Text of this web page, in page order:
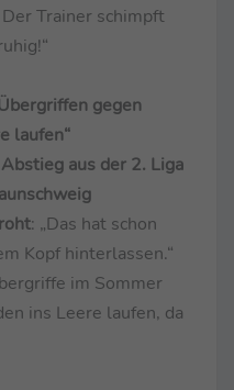
Trainer schimpft
gegen
laufen“
aus der 2. Liga
: „Das hat schon
Kopf hinterlassen.“
im Sommer
ins Leere laufen, da